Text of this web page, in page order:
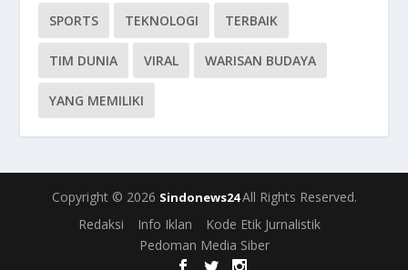
SPORTS TEKNOLOGI TERBAIK
TIM DUNIA VIRAL WARISAN BUDAYA
YANG MEMILIKI
Copyright © 2026 Sindonews24All Rights Reserved.
Redaksi
Info Iklan
Kode Etik Jurnalistik
Pedoman Media Siber